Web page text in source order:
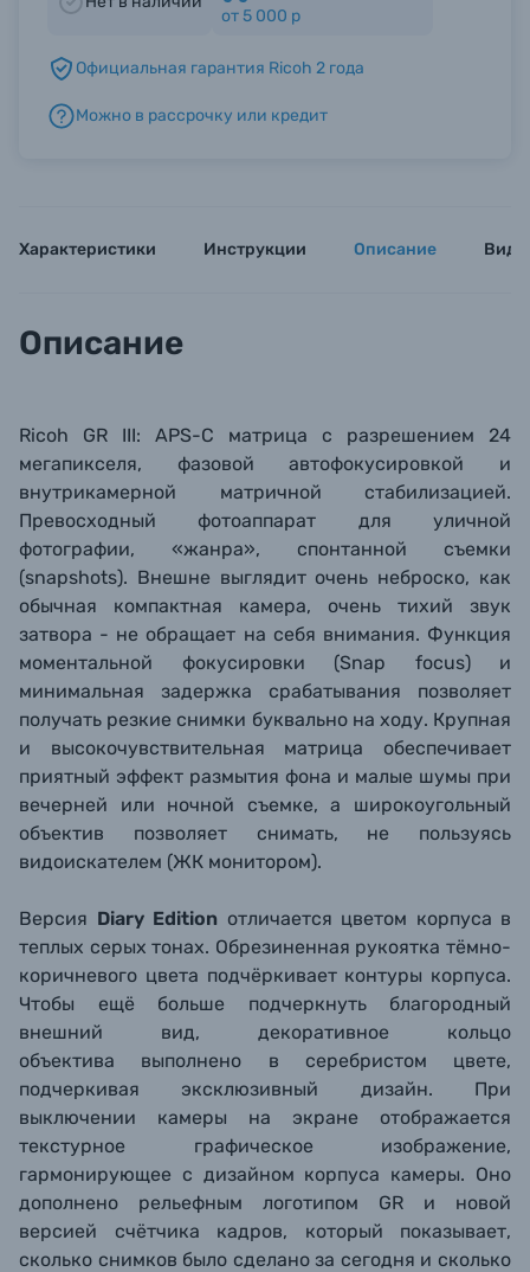
Б/У фототехника (Комиссионные товары)
Уценённые товары
от 5 000 р
Официальная гарантия Ricoh 2 года
Можно в рассрочку или кредит
Характеристики Инструкции Описание
Описание
Ricoh GR III: APS-C матрица с разрешением 24
мегапикселя, фазовой автофокусировкой и
внутрикамерной матричной стабилизацией.
Превосходный фотоаппарат для уличной
фотографии, «жанра», спонтанной съемки
(snapshots). Внешне выглядит очень неброско, как
обычная компактная камера, очень тихий звук
затвора - не обращает на себя внимания. Функция
моментальной фокусировки (Snap focus) и
минимальная задержка срабатывания позволяет
получать резкие снимки буквально на ходу. Крупная
и высокочувствительная матрица обеспечивает
приятный эффект размытия фона и малые шумы при
вечерней или ночной съемке, а широкоугольный
объектив позволяет снимать, не пользуясь
видоискателем (ЖК монитором).
Версия Diary Edition отличается цветом корпуса в
теплых серых тонах. Обрезиненная рукоятка тёмно-
коричневого цвета подчёркивает контуры корпуса.
Чтобы ещё больше подчеркнуть благородный
внешний вид, декоративное кольцо
объектива выполнено в серебристом цвете,
подчеркивая эксклюзивный дизайн. При
выключении камеры на экране отображается
текстурное графическое изображение,
гармонирующее с дизайном корпуса камеры. Оно
дополнено рельефным логотипом GR и новой
версией счётчика кадров, который показывает,
сколько снимков было сделано за сегодня и сколько